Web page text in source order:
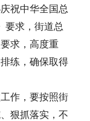
祝中华全国总
要求，街道总
求，高度重
练，确保取得
作，要按照街
狠抓落实，不